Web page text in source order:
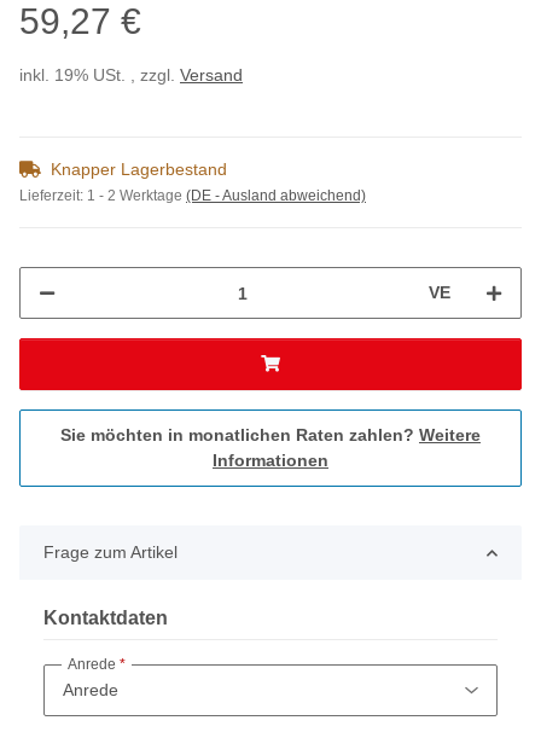
59,27 €
inkl. 19% USt. , zzgl. Versand
Knapper Lagerbestand
Lieferzeit: 1 - 2 Werktage (DE - Ausland abweichend)
VE
Sie möchten in monatlichen Raten zahlen? Weitere
Informationen
Frage zum Artikel
Kontaktdaten
Anrede